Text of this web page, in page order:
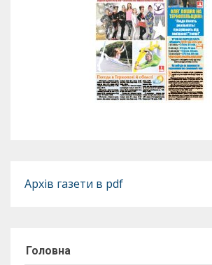
Архів газети в pdf
Головна